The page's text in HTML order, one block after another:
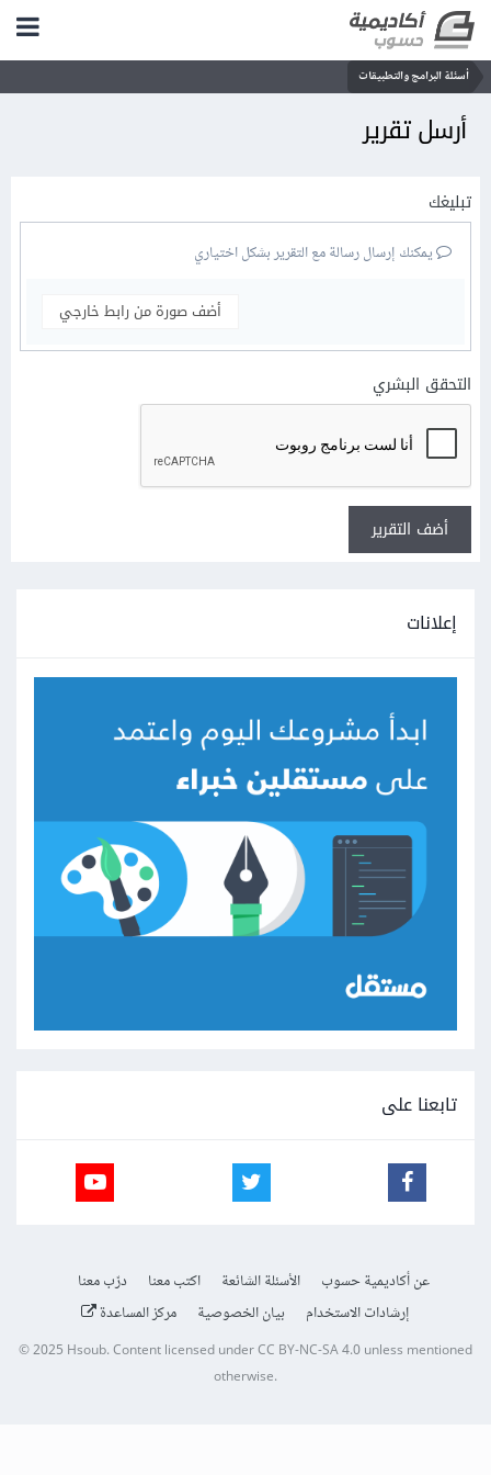
أسئلة البرامج والتطبيقات
أرسل تقرير
تبليغك
يمكنك إرسال رسالة مع التقرير بشكل اختياري
أضف صورة من رابط خارجي
التحقق البشري
أضف التقرير
إعلانات
تابعنا على
عن أكاديمية حسوب الأسئلة الشائعة اكتب معنا
درّب معنا
إرشادات الاستخدام
بيان الخصوصية مركز المساعدة
© 2025 Hsoub.Content licensed underCC BY-NC-SA 4.0unless mentioned
otherwise.